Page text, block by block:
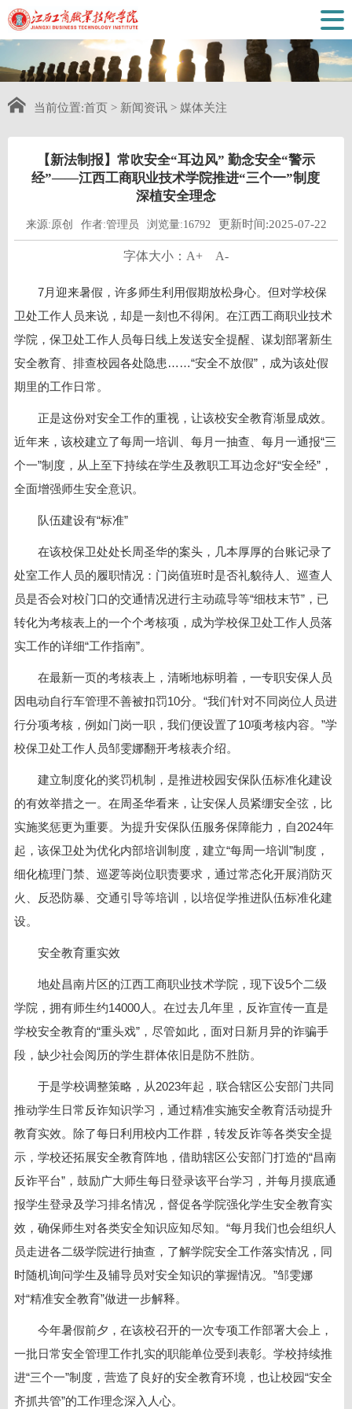
当前位置:首页 > 新闻资讯 > 媒体关注
【新法制报】常吹安全“耳边风” 勤念安全“警示
经”——江西工商职业技术学院推进“三个一”制度
深植安全理念
来源:原创 作者:管理员 浏览量:16792 更新时间:2025-07-22
字体大小： A+ A-
7月迎来暑假，许多师生利用假期放松身心。但对学校保
卫处工作人员来说，却是一刻也不得闲。在江西工商职业技术
学院，保卫处工作人员每日线上发送安全提醒、谋划部署新生
安全教育、排查校园各处隐患……“安全不放假”，成为该处假
期里的工作日常。
正是这份对安全工作的重视，让该校安全教育渐显成效。
近年来，该校建立了每周一培训、每月一抽查、每月一通报“三
个一”制度，从上至下持续在学生及教职工耳边念好“安全经”，
全面增强师生安全意识。
队伍建设有“标准”
在该校保卫处处长周圣华的案头，几本厚厚的台账记录了
处室工作人员的履职情况：门岗值班时是否礼貌待人、巡查人
员是否会对校门口的交通情况进行主动疏导等“细枝末节”，已
转化为考核表上的一个个考核项，成为学校保卫处工作人员落
实工作的详细“工作指南”。
在最新一页的考核表上，清晰地标明着，一专职安保人员
因电动自行车管理不善被扣罚10分。“我们针对不同岗位人员进
行分项考核，例如门岗一职，我们便设置了10项考核内容。”学
校保卫处工作人员邹雯娜翻开考核表介绍。
建立制度化的奖罚机制，是推进校园安保队伍标准化建设
的有效举措之一。在周圣华看来，让安保人员紧绷安全弦，比
实施奖惩更为重要。为提升安保队伍服务保障能力，自2024年
起，该保卫处为优化内部培训制度，建立“每周一培训”制度，
细化梳理门禁、巡逻等岗位职责要求，通过常态化开展消防灭
火、反恐防暴、交通引导等培训，以培促学推进队伍标准化建
设。
安全教育重实效
地处昌南片区的江西工商职业技术学院，现下设5个二级
学院，拥有师生约14000人。在过去几年里，反诈宣传一直是
学校安全教育的“重头戏”，尽管如此，面对日新月异的诈骗手
段，缺少社会阅历的学生群体依旧是防不胜防。
于是学校调整策略，从2023年起，联合辖区公安部门共同
推动学生日常反诈知识学习，通过精准实施安全教育活动提升
教育实效。除了每日利用校内工作群，转发反诈等各类安全提
示，学校还拓展安全教育阵地，借助辖区公安部门打造的“昌南
反诈平台”，鼓励广大师生每日登录该平台学习，并每月摸底通
报学生登录及学习排名情况，督促各学院强化学生安全教育实
效，确保师生对各类安全知识应知尽知。“每月我们也会组织人
员走进各二级学院进行抽查，了解学院安全工作落实情况，同
时随机询问学生及辅导员对安全知识的掌握情况。”邹雯娜
对“精准安全教育”做进一步解释。
今年暑假前夕，在该校召开的一次专项工作部署大会上，
一批日常安全管理工作扎实的职能单位受到表彰。学校持续推
进“三个一”制度，营造了良好的安全教育环境，也让校园“安全
齐抓共管”的工作理念深入人心。